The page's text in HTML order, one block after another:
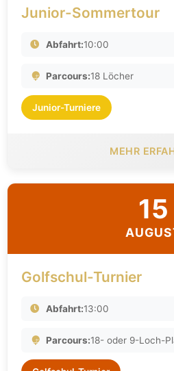
Junior-Sommertour
Abfahrt:10:00
Parcours:18 Löcher
Junior-Turniere
MEHR
15
Golfschul-Turnier
Abfahrt:13:00
Parcours:18- oder 9-Loch-